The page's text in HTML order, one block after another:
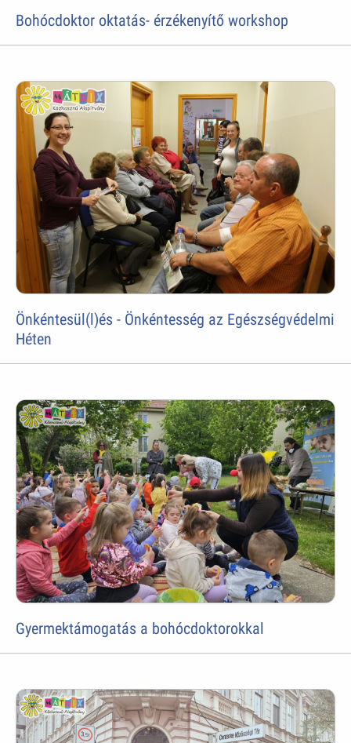
Bohócdoktor oktatás- érzékenyítő workshop
Önkéntesül(l)és - Önkéntesség az Egészségvédelmi
Héten
Gyermektámogatás a bohócdoktorokkal